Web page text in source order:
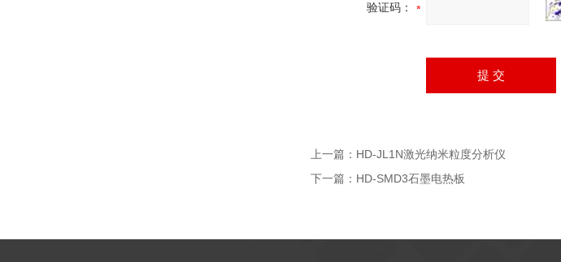
验证码：
上一篇： HD-JL1N激光纳米粒度分析仪
下一篇： HD-SMD3石墨电热板